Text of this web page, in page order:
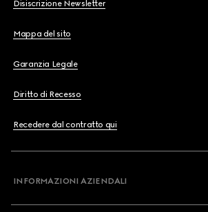
Disiscrizione Newsletter
Mappa del sito
Garanzia Legale
Diritto di Recesso
Recedere dal contratto qui
INFORMAZIONI AZIENDALI